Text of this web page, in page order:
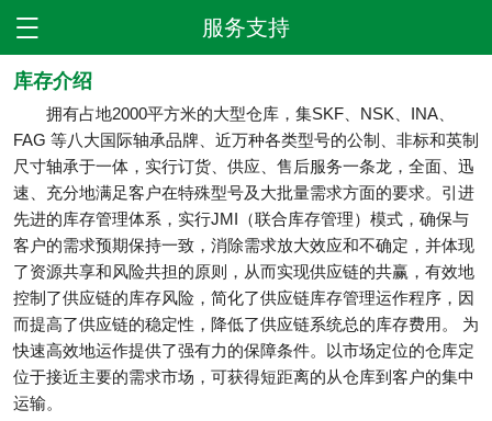
服务支持

库存介绍
拥有占地2000平方米的大型仓库，集SKF、NSK、INA、
FAG 等八大国际轴承品牌、近万种各类型号的公制、非标和英制
尺寸轴承于一体，实行订货、供应、售后服务一条龙，全面、迅
速、充分地满足客户在特殊型号及大批量需求方面的要求。引进
先进的库存管理体系，实行JMI（联合库存管理）模式，确保与
客户的需求预期保持一致，消除需求放大效应和不确定，并体现
了资源共享和风险共担的原则，从而实现供应链的共赢，有效地
控制了供应链的库存风险，简化了供应链库存管理运作程序，因
而提高了供应链的稳定性，降低了供应链系统总的库存费用。 为
快速高效地运作提供了强有力的保障条件。以市场定位的仓库定
位于接近主要的需求市场，可获得短距离的从仓库到客户的集中
运输。